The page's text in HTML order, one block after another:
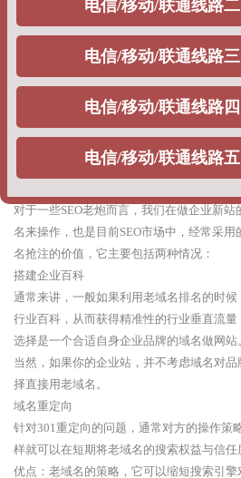
SEO公司都会选择这个策略，去给自己的
情况，主要包括：
单词快排：通常是按天计费，一个词多少钱
整站权重：利用快排策略，刷企业网站的
排名，出权重，一般不同公司根据获得权重
优点：根据企业排名的时效性需求，可以
缺点：由于采用的优化策略问题，每当搜
名就很难出现稳定排名，甚至整站遭遇降权
对于一些SEO老炮而言，我们在做企业新
名来操作，也是目前SEO市场中，经常采
名抢注的价值，它主要包括两种情况：
搭建企业百科
通常来讲，一般如果利用老域名排名的时
行业百科，从而获得精准性的行业垂直流量
选择是一个合适自身企业品牌的域名做网站
当然，如果你的企业站，并不考虑域名对
择直接用老域名。
域名重定向
针对301重定向的问题，通常对方的操作策
样就可以在短期将老域名的搜索权益与信任
优点：老域名的策略，它可以缩短搜索引